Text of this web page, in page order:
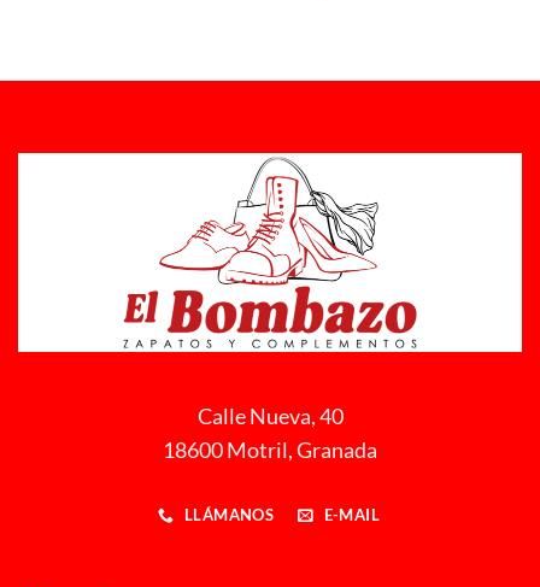
Calle Nueva, 40
18600 Motril, Granada
LLÁMANOS E-MAIL